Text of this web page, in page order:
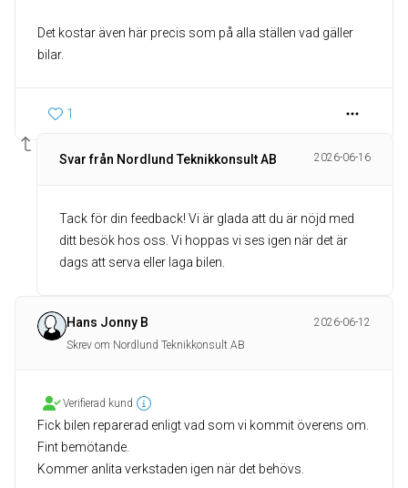
Det kostar även här precis som på alla ställen vad gäller
bilar.
1
Svar från Nordlund Teknikkonsult AB 2026-06-16
Tack för din feedback! Vi är glada att du är nöjd med
ditt besök hos oss. Vi hoppas vi ses igen när det är
dags att serva eller laga bilen.
Hans Jonny B
2026-06-12
Skrev om Nordlund Teknikkonsult AB
Verifierad kund
Fick bilen reparerad enligt vad som vi kommit överens om.
Fint bemötande.
Kommer anlita verkstaden igen när det behövs.